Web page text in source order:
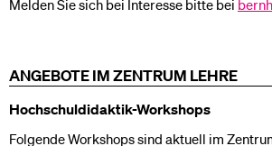
Melden Sie sich bei Interesse bitte bei
ANGEBOTE IM ZENTRUM LEHRE
Hochschuldidaktik-Workshops
Folgende Workshops sind aktuell im